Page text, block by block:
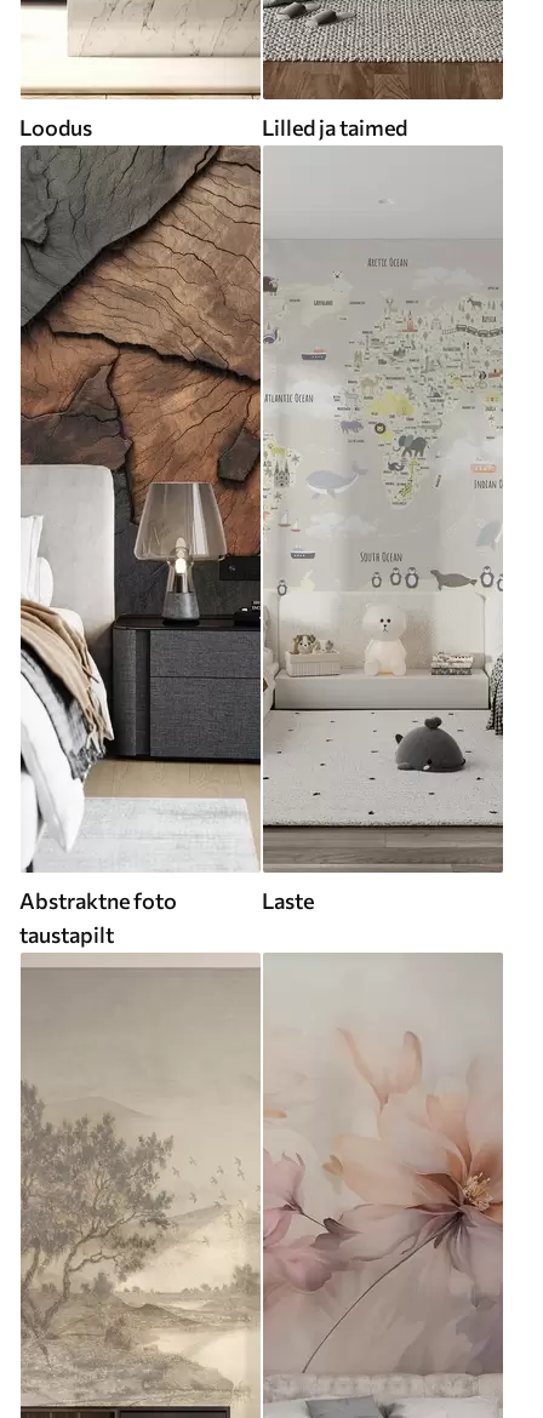
Loodus Lilled ja taimed
Abstraktne foto
taustapilt
Laste